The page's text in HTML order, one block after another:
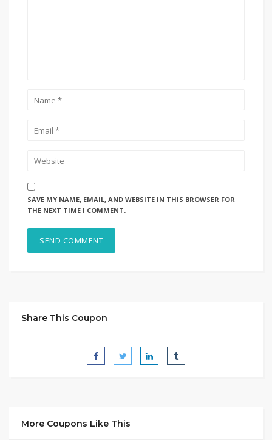
SAVE MY NAME, EMAIL, AND WEBSITE IN THIS BROWSER FOR
THE NEXT TIME I COMMENT.
Share This Coupon
More Coupons Like This